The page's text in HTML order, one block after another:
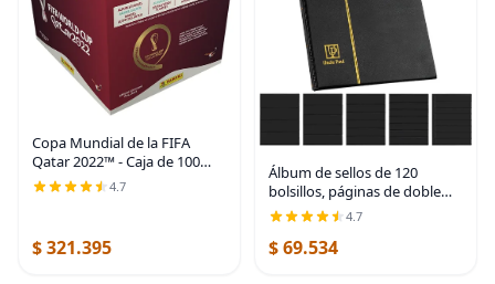
Copa Mundial de la FIFA
Qatar 2022™ - Caja de 100
fundas
4.7
$ 321.395
Álbum de sellos de 120
bolsillos, páginas de doble
cara, de cuero artificial, para
guardar billetes de moneda,
papel plegable, billetes de
4.7
$ 69.534